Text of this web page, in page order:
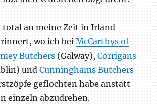
total an meine Zeit in Irland
wo ich beiMcCarthys of
Butchers (Galway),Corrigans
undCunninghams Butchers
geflochten habe anstatt
einzeln abzudrehen.